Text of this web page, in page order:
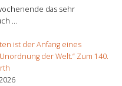
das sehr
...
ist der Anfang eines
der Welt.“ Zum 140.